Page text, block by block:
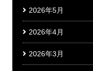
2026年5月
2026年4月
2026年3月